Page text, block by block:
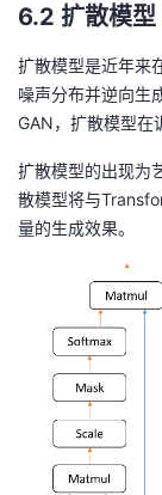
6.2 扩散模
扩散模型是近年来
噪声分布并逆向生
GAN，扩散模型在
扩散模型的出现为
散模型将与
量的生成效果。